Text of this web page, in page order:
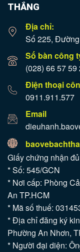
THẮNG
Địa chỉ:
Số 225,
Số bàn công
(028) 66 57 59
Điện thoại
0911.911.577
Email
Giấy chứng nhận
* Số: 545/GCN
* Nơi cấp: Phòng
An TP.HCM
* Mã số thuế:
* Địa chỉ đăng ký
Phường An Nhơn,
* Người đại diện: